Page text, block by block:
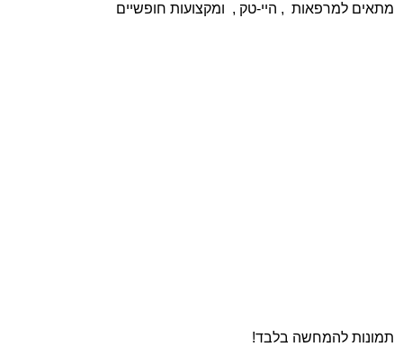
מתאים למרפאות , היי-טק , ומקצועות חופשיים
תמונות להמחשה בלבד!